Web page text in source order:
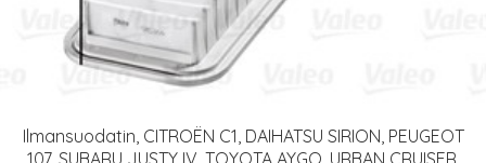
Ilmansuodatin, CITROËN C1, DAIHATSU SIRION, PEUGEOT
107, SUBARU JUSTY IV, TOYOTA AYGO, URBAN CRUISER,